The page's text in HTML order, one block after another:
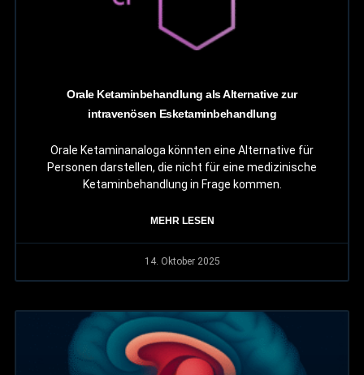
Orale Ketaminbehandlung als Alternative zur
intravenösen Esketaminbehandlung
Orale Ketaminanaloga könnten eine Alternative für
Personen darstellen, die nicht für eine medizinische
Ketaminbehandlung in Frage kommen.
MEHR LESEN
14. Oktober 2025